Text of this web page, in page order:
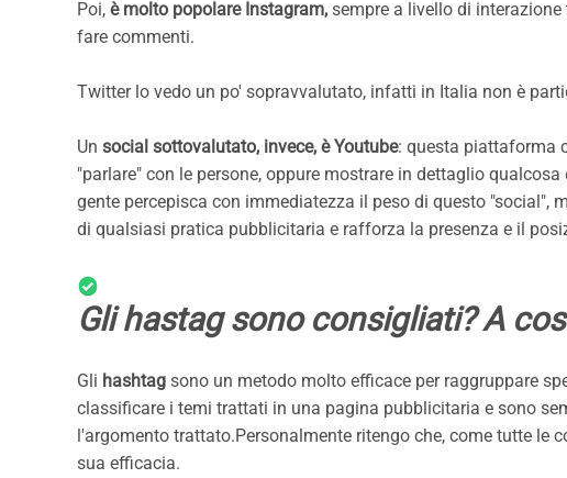
Poi, è molto popolare Instagram, sempre a livello di
fare commenti.
Twitter lo vedo un po' sopravvalutato, infatti in Italia non è
Un social sottovalutato, invece, è Youtube: questa piattaforma
"parlare" con le persone, oppure mostrare in dettaglio
gente percepisca con immediatezza il peso di questo
di qualsiasi pratica pubblicitaria e rafforza la presenza e il
Gli hastag sono consigliati? A
Gli hashtag sono un metodo molto efficace per raggruppare
classificare i temi trattati in una pagina pubblicitaria e sono
l'argomento trattato.Personalmente ritengo che, come tutte le
sua efficacia.